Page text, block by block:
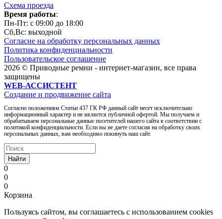
Схема проезда
Время работы:
Пн-Пт: c 09:00 до 18:00
Сб,Вc: выходной
Согласие на обработку персональных данных
Политика конфиденциальности
Пользовательское соглашение
2026 © Приводные ремни - интернет-магазин, все права
защищены
WEB-АССИСТЕНТ
Создание и продвижение сайта
Согласно положениям Статьи 437 ГК РФ данный сайт несет исключительно
информационный характер и не является публичной офертой. Мы получаем и
обрабатываем персональные данные посетителей нашего сайта в соответствии с
политикой конфиденциальности. Если вы не даете согласия на обработку своих
персональных данных, вам необходимо покинуть наш сайт.
Найти
0
0
0
Корзина
Пользуясь сайтом, вы соглашаетесь с использованием cookies